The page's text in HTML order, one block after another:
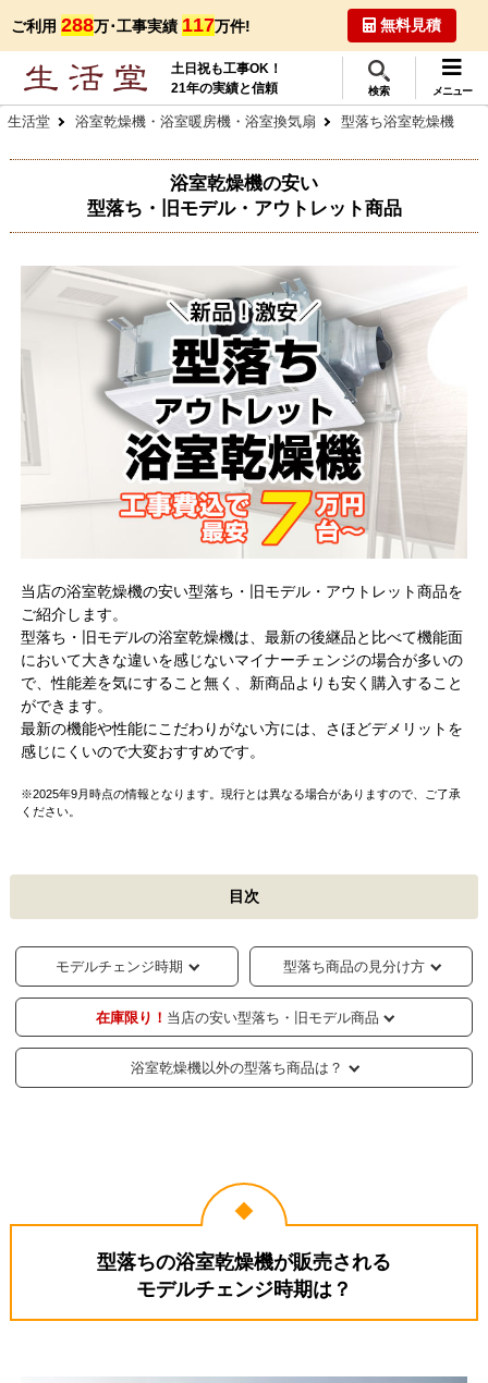
ご利用 288万･工事実績 117万件! 無料見積
土日祝も工事OK！
21年の実績と信頼
検索 メニュー
生活堂 浴室乾燥機・浴室暖房機・浴室換気扇 型落ち浴室乾燥機
浴室乾燥機の安い
型落ち・旧モデル・アウトレット商品
当店の浴室乾燥機の安い型落ち・旧モデル・アウトレット商品を
ご紹介します。
型落ち・旧モデルの浴室乾燥機は、最新の後継品と比べて機能面
において大きな違いを感じないマイナーチェンジの場合が多いの
で、性能差を気にすること無く、新商品よりも安く購入すること
ができます。
最新の機能や性能にこだわりがない方には、さほどデメリットを
感じにくいので大変おすすめです。
※2025年9月時点の情報となります。現行とは異なる場合がありますので、ご了承
ください。
目次
モデルチェンジ時期 型落ち商品の見分け方
在庫限り！ 当店の安い型落ち・旧モデル商品
浴室乾燥機以外の型落ち商品は？
型落ちの浴室乾燥機が販売される
モデルチェンジ時期は？